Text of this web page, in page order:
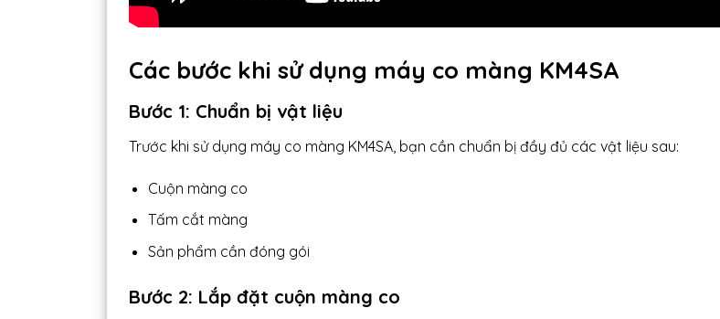
Các bước khi sử dụng máy co màng KM4SA
Bước 1: Chuẩn bị vật liệu
Trước khi sử dụng máy co màng KM4SA, bạn cần chuẩn bị đầy đủ các vật liệu sau:
Cuộn màng co
Tấm cắt màng
Sản phẩm cần đóng gói
Bước 2: Lắp đặt cuộn màng co